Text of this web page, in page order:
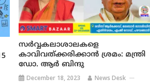
സർവ്വകലാശാലകളെ
കാവിവത്ക്കരിക്കാൻ ശ്രമം: മന്ത്രി
ഡോ. ആർ ബിന്ദു
December 18, 2023 News Desk